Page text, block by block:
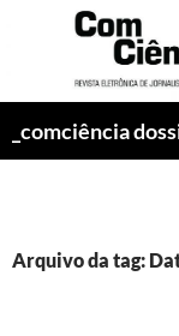
_comciência
Arquivo da tag: